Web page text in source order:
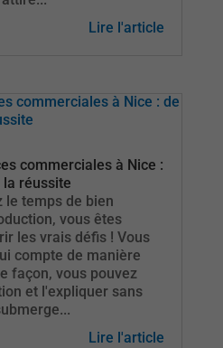
Lire l'article
commerciales à Nice :
réussite
le temps de bien
vous êtes
les vrais défis ! Vous
compte de manière
façon, vous pouvez
et l'expliquer sans
Lire l'article